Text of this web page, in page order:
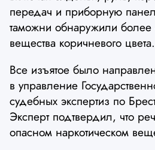
передач и приборную
таможни обнаружили более
вещества коричневого цвета.
Все изъятое было
в управление
судебных экспертиз по
Эксперт подтвердил, что
опасном наркотическом